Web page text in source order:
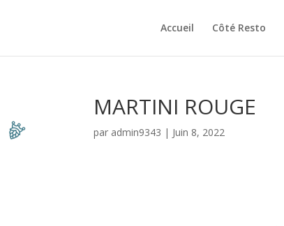
Accueil Côté Resto
MARTINI ROUGE
par admin9343 | Juin 8, 2022